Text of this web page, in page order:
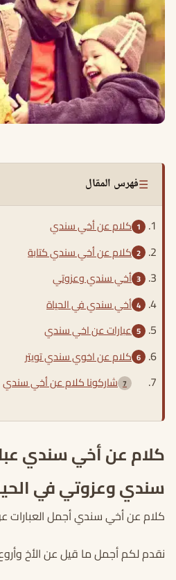
☰فهرس المقال
كلام عن أخي سندي
كلام عن أخي سندي كتابة
أخي سندي وعزوتي
أخي سندي في الحياة
عبارات عن اخي سندي
كلام عن اخوي سندي تويتر
شاركونا كلام عن أخي سندي
كلام عن أخي سندي
سندي وعزوتي في
كلام عن أخي سندي أجمل العبارات
نقدم لكم أجمل ما قيل عن الأخ